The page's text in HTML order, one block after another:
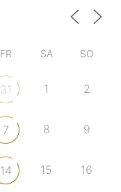
FR SA SO
31 1 2
7 8 9
14 15 16